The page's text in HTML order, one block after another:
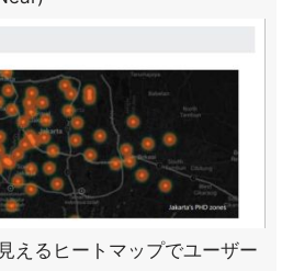
えるヒートマップでユーザー